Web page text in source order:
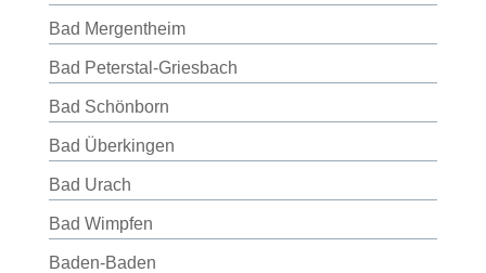
Bad Mergentheim
Bad Peterstal-Griesbach
Bad Schönborn
Bad Überkingen
Bad Urach
Bad Wimpfen
Baden-Baden